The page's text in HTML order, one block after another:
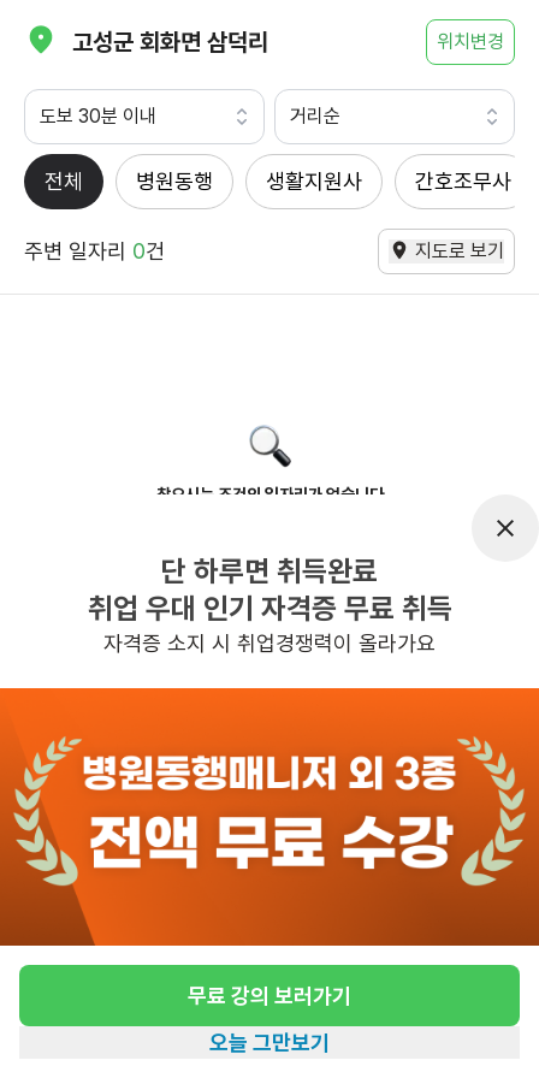
고성군 회화면 삼덕리 위치변경
도보 30분 이내 거리순
전체 병원동행 생활지원사 간호조무사
주변 일자리 0건 지도로 보기
찾으시는 조건의 일자리가 없습니다
반경 3KM 이내의 일자리 확인하기
단 하루면 취득완료
취업 우대 인기 자격증 무료 취득
자격증 소지 시 취업경쟁력이 올라가요
무료 강의 보러가기
오늘 그만보기